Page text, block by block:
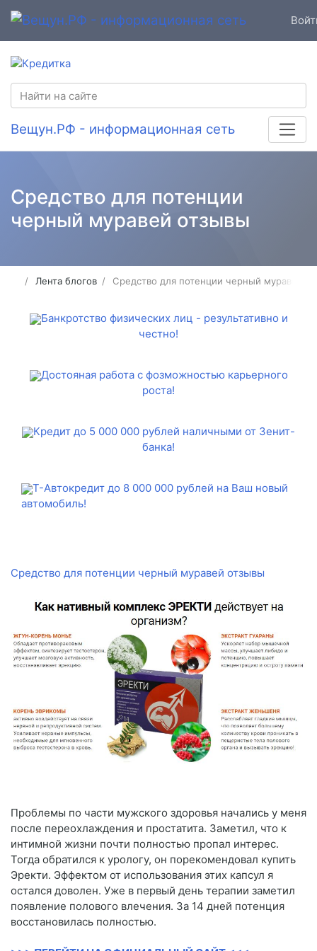
Вещун.РФ - информационная сеть
Средство для потенции
черный муравей отзывы
Лента блогов Средство для потенции черный муравей
Банкротство физических лиц - результативно и
честно!
Достояная работа с фозможностью карьерного
роста!
Кредит до 5 000 000 рублей наличными от Зенит-
банка!
Т-Автокредит до 8 000 000 рублей на Ваш новый
автомобиль!
Средство для потенции черный муравей отзывы
Проблемы по части мужского здоровья начались у меня
после переохлаждения и простатита. Заметил, что к
интимной жизни почти полностью пропал интерес.
Тогда обратился к урологу, он порекомендовал купить
Эректи. Эффектом от использования этих капсул я
остался доволен. Уже в первый день терапии заметил
появление полового влечения. За 14 дней потенция
восстановилась полностью.